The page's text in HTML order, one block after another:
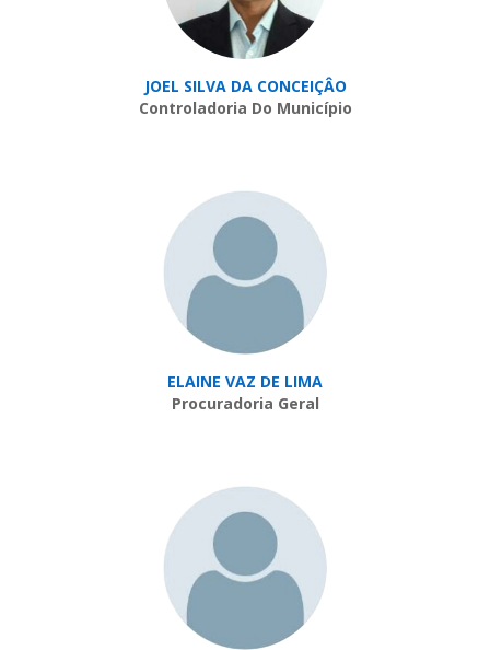
JOEL SILVA DA CONCEIÇÂO
Controladoria Do Município
ELAINE VAZ DE LIMA
Procuradoria Geral